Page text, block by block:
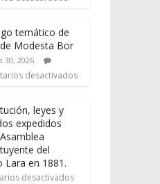
temático de
Modesta Bor
30, 2026
desactivados
leyes y
expedidos
del
Lara en 1881.
desactivados